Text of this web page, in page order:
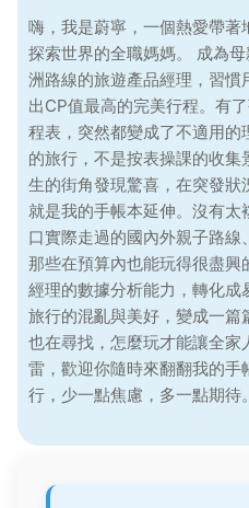
嗨，我是蔚寧，一個熱愛帶
探索世界的全職媽媽。 成為
洲路線的旅遊產品經理，習
出CP值最高的完美行程。有
程表，突然都變成了不適用
的旅行，不是按表操課的收
生的街角發現驚喜，在突發狀
就是我的手帳本延伸。沒有
口實際走過的國內外親子路線
那些在預算內也能玩得很盡
經理的數據分析能力，轉化
旅行的混亂與美好，變成一
也在尋找，怎麼玩才能讓全
雷，歡迎你隨時來翻翻我的手
行，少一點焦慮，多一點期待。